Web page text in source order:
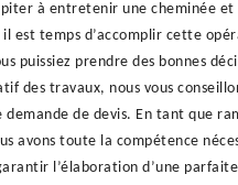
à entretenir une cheminée et
est temps d’accomplir cette
puissiez prendre des bonnes
des travaux, nous vous
demande de devis. En tant que
avons toute la compétence
l’élaboration d’une parfaite